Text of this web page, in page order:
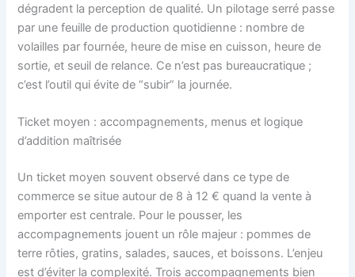
dégradent la perception de qualité. Un pilotage serré passe
par une feuille de production quotidienne : nombre de
volailles par fournée, heure de mise en cuisson, heure de
sortie, et seuil de relance. Ce n’est pas bureaucratique ;
c’est l’outil qui évite de “subir” la journée.
Ticket moyen : accompagnements, menus et logique
d’addition maîtrisée
Un ticket moyen souvent observé dans ce type de
commerce se situe autour de 8 à 12 € quand la vente à
emporter est centrale. Pour le pousser, les
accompagnements jouent un rôle majeur : pommes de
terre rôties, gratins, salades, sauces, et boissons. L’enjeu
est d’éviter la complexité. Trois accompagnements bien